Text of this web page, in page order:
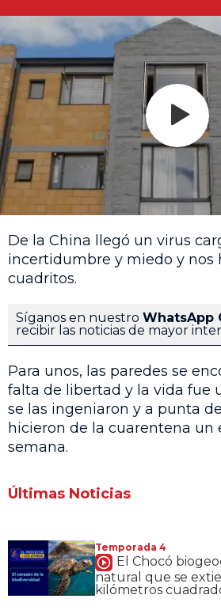
De la China llegó un virus
incertidumbre y miedo y nos
cuadritos.
Síganos en nuestro WhatsApp
recibir las noticias de mayor
Para unos, las paredes se
falta de libertad y la vida fue
se las ingeniaron y a punta
hicieron de la cuarentena un
semana.
Últimas Noticias
Temporada 4
El Chocó
natural que se
kilómetros